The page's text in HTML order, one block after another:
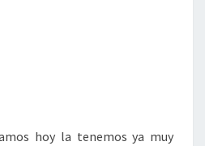
hoy la tenemos ya muy